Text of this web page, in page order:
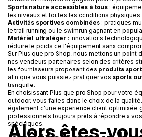
Sports nature accessibles à tous :
les niveaux et toutes les conditions physiques
Activités sportives combinées : pratiques
le trail running ou le swimrun gagnant en
Matériel ultraléger : innovations
réduire le poids de l'équipement sans
Sur Plus que pro Shop, nous mettons un point
nos vendeurs partenaires selon des critères
les fournisseurs proposant des produits
afin que vous puissiez pratiquer vos sports
tranquille.
En choisissant Plus que pro Shop pour votre
outdoor, vous faites donc le choix de la
également d'une expérience client optimisée
professionnels toujours prêts à répondre à
spécifiques.
Alors êtes-